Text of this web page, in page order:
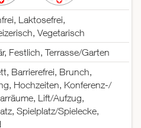
Laktosefrei,
Vegetarisch
Festlich, Terrasse/Garten
Barrierefrei, Brunch,
Hochzeiten, Konferenz-/
Lift/Aufzug,
Spielplatz/Spielecke,